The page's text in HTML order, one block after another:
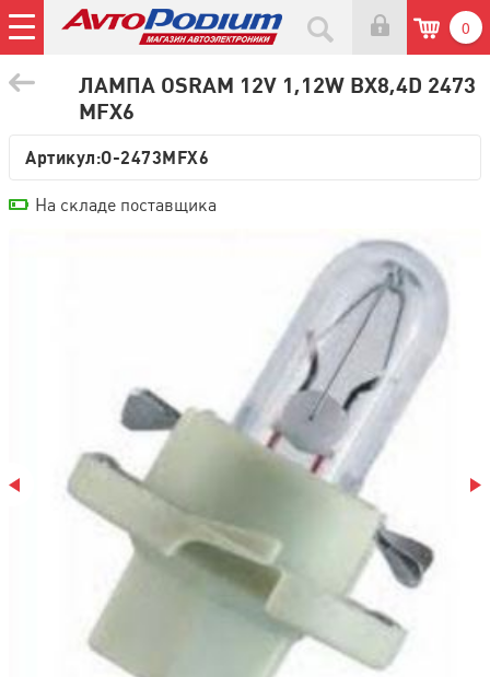
0
ЛАМПА OSRAM 12V 1,12W BX8,4D 2473
MFX6
Артикул:O-2473MFX6
На складе поставщика